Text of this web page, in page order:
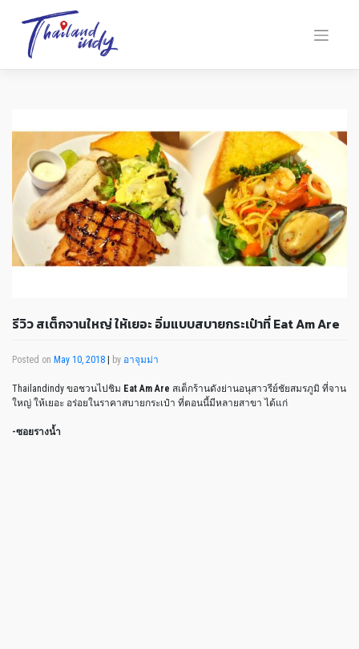
รีวิว สเต็กจานใหญ่ ให้เยอะ อิ่มแบบสบายกระเป๋าที่ Eat Am Are
Posted on May 10, 2018 | by อาจุมม่า
Thailandindy ขอชวนไปชิม Eat Am Are สเต็กร้านดังย่านอนุสาวรีย์ชัยสมรภูมิ ที่จาน
ใหญ่ ให้เยอะ อร่อยในราคาสบายกระเป๋า ที่ตอนนี้มีหลายสาขา ได้แก่
-ซอยรางน้ำ